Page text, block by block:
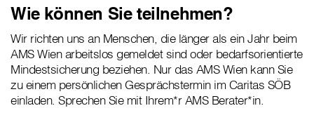
Wie können Sie teilnehmen?
Wir richten uns an Menschen, die länger als ein Jahr beim
AMS Wien arbeitslos gemeldet sind oder bedarfsorientierte
Mindestsicherung beziehen. Nur das AMS Wien kann Sie
zu einem persönlichen Gesprächstermin im Caritas SÖB
einladen. Sprechen Sie mit Ihrem*r AMS Berater*in.